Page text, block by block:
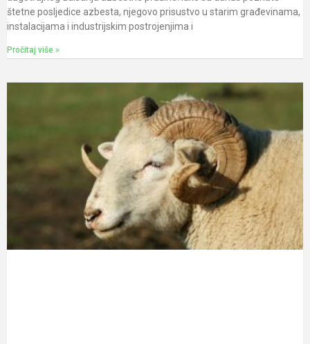
štetne posljedice azbesta, njegovo prisustvo u starim građevinama,
instalacijama i industrijskim postrojenjima i
Pročitaj više »